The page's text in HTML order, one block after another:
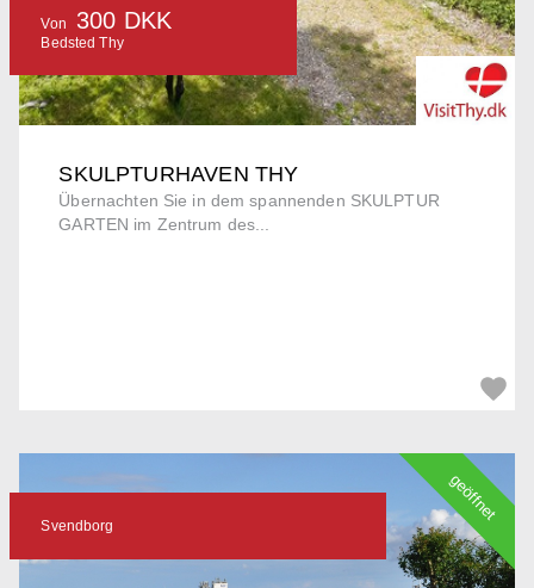
SKULPTURHAVEN THY
Übernachten Sie in dem spannenden SKULPTUR
GARTEN im Zentrum des...
Von 300 DKK
Bedsted Thy
Svendborg
geöffnet